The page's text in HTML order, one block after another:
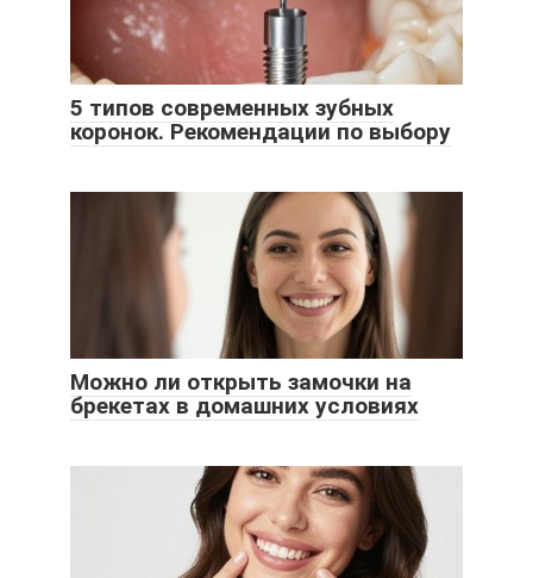
5 типов современных зубных
коронок. Рекомендации по выбору
Можно ли открыть замочки на
брекетах в домашних условиях